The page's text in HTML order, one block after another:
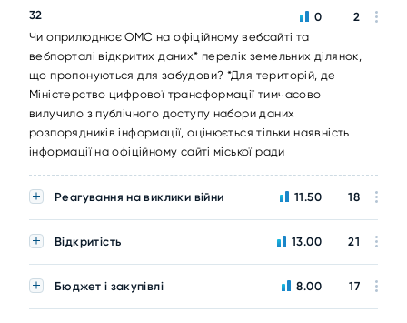
32
Чи оприлюднює ОМС на офіційному вебсайті та
вебпорталі відкритих даних* перелік земельних ділянок,
що пропонуються для забудови? *Для територій, де
Міністерство цифрової трансформації тимчасово
вилучило з публічного доступу набори даних
розпорядників інформації, оцінюється тільки наявність
інформації на офіційному сайті міської ради
0 2
Реагування на виклики війни 11.50 18
Відкритість 13.00 21
Бюджет і закупівлі 8.00 17